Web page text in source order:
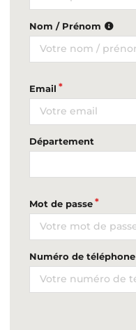
Nom / Prénom
Email
Département
Mot de passe
Numéro de téléphone